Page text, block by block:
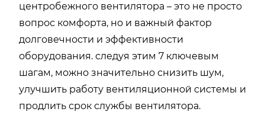
центробежного вентилятора – это не просто
вопрос комфорта, но и важный фактор
долговечности и эффективности
оборудования. следуя этим 7 ключевым
шагам, можно значительно снизить шум,
улучшить работу вентиляционной системы и
продлить срок службы вентилятора.